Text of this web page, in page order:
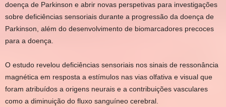
doença de Parkinson e abrir novas perspetivas para investigações
sobre deficiências sensoriais durante a progressão da doença de
Parkinson, além do desenvolvimento de biomarcadores precoces
para a doença.
O estudo revelou deficiências sensoriais nos sinais de ressonância
magnética em resposta a estímulos nas vias olfativa e visual que
foram atribuídos a origens neurais e a contribuições vasculares
como a diminuição do fluxo sanguíneo cerebral.